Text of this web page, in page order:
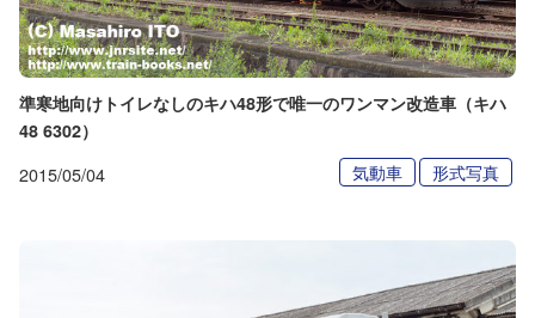
準寒地向けトイレなしのキハ48形で唯一のワンマン改造車（キハ
48 6302）
2015/05/04 気動車 形式写真